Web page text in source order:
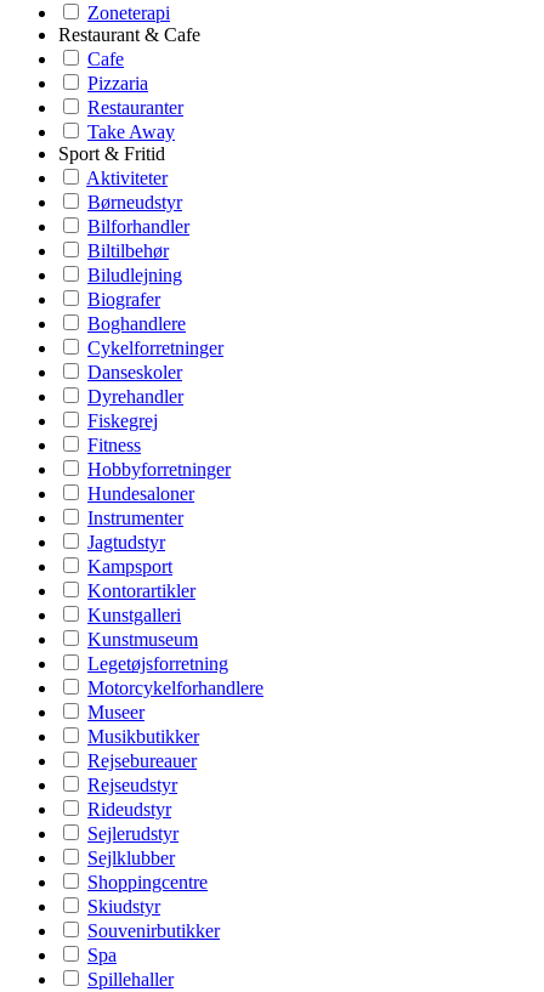
Zoneterapi
Restaurant & Cafe
Cafe
Pizzaria
Restauranter
Take Away
Sport & Fritid
Aktiviteter
Børneudstyr
Bilforhandler
Biltilbehør
Biludlejning
Biografer
Boghandlere
Cykelforretninger
Danseskoler
Dyrehandler
Fiskegrej
Fitness
Hobbyforretninger
Hundesaloner
Instrumenter
Jagtudstyr
Kampsport
Kontorartikler
Kunstgalleri
Kunstmuseum
Legetøjsforretning
Motorcykelforhandlere
Museer
Musikbutikker
Rejsebureauer
Rejseudstyr
Rideudstyr
Sejlerudstyr
Sejlklubber
Shoppingcentre
Skiudstyr
Souvenirbutikker
Spa
Spillehaller